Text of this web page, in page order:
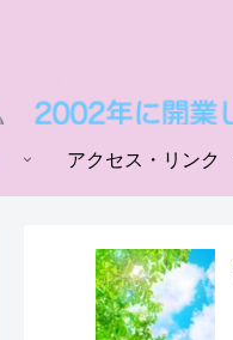
アクセス・リンク